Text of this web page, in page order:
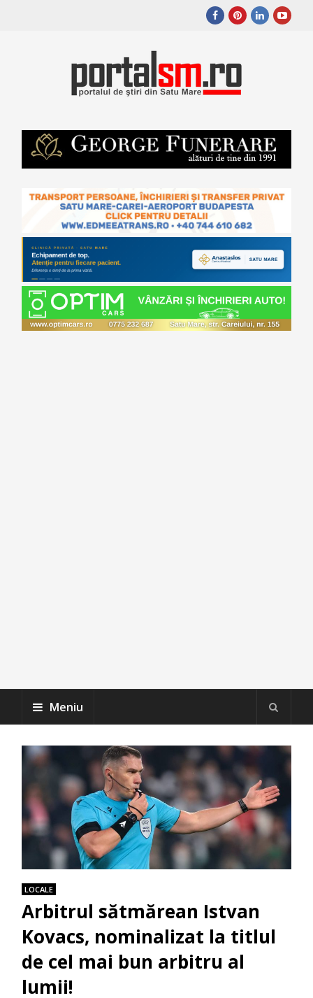
Meniu
LOCALE
Arbitrul sătmărean Istvan
Kovacs, nominalizat la titlul
de cel mai bun arbitru al
lumii!